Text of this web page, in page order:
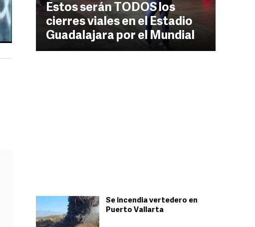
Estos serán TODOS los
cierres viales en el Estadio
Guadalajara por el Mundial
Se incendia vertedero en
Puerto Vallarta